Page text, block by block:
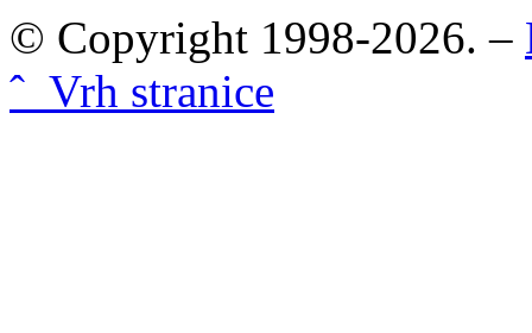
© Copyright 1998-2026. –
ˆ Vrh stranice